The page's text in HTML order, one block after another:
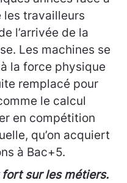
les travailleurs
l’arrivée de la
Les machines se
la force physique
remplacé pour
le calcul
en compétition
qu’on acquiert
à Bac+5.
sur les métiers.